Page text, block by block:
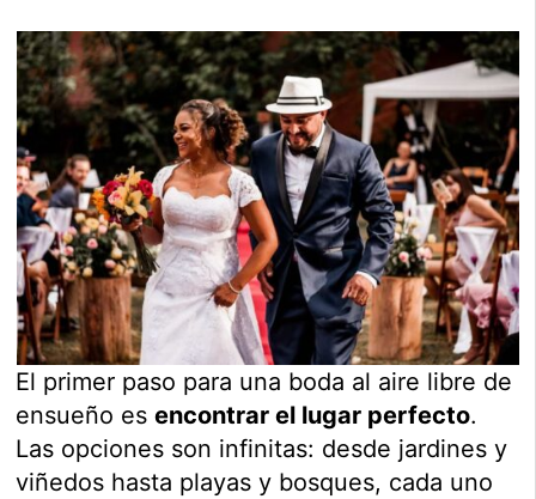
El primer paso para una boda al aire libre de
ensueño esencontrar el lugar perfecto.
Las opciones son infinitas: desde jardines y
viñedos hasta playas y bosques, cada uno